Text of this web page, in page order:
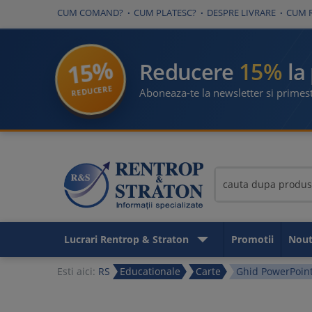
CUM COMAND? CUM PLATESC? DESPRE LIVRARE CUM
15%
REDUCERE
Reducere 15%
Aboneaza-te la newsletter si
Lucrari Rentrop & Straton Promotii
Esti aici: RS Educationale Carte Ghid